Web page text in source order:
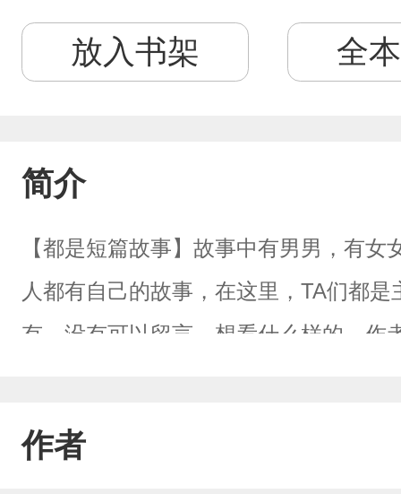
放入书架 全
简介
【都是短篇故事】故事中有男男，有
人都有自己的故事，在这里，TA们都
有，没有可以留言，想看什么样的
作者